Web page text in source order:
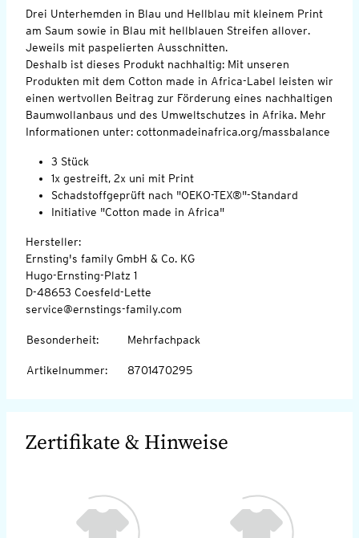
Drei Unterhemden in Blau und Hellblau mit kleinem Print
am Saum sowie in Blau mit hellblauen Streifen allover.
Jeweils mit paspelierten Ausschnitten.
Deshalb ist dieses Produkt nachhaltig: Mit unseren
Produkten mit dem Cotton made in Africa-Label leisten wir
einen wertvollen Beitrag zur Förderung eines nachhaltigen
Baumwollanbaus und des Umweltschutzes in Afrika. Mehr
Informationen unter: cottonmadeinafrica.org/massbalance
3 Stück
1x gestreift, 2x uni mit Print
Schadstoffgeprüft nach "OEKO-TEX®"-Standard
Initiative "Cotton made in Africa"
Hersteller:
Ernsting's family GmbH & Co. KG
Hugo-Ernsting-Platz 1
D-48653 Coesfeld-Lette
service@ernstings-family.com
Besonderheit: Mehrfachpack
Artikelnummer: 8701470295
Zertifikate & Hinweise